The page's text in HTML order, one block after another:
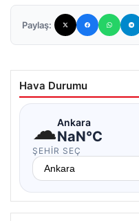
Paylaş:
Hava Durumu
☁Ankara
NaN°C
ŞEHIR SEÇ